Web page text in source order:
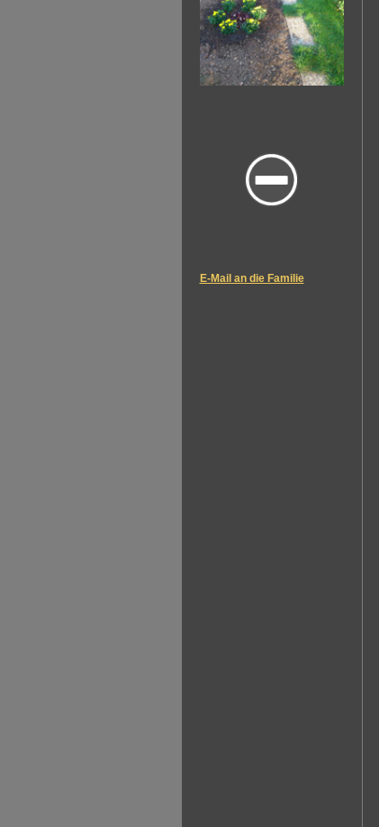
E-Mail an die Familie